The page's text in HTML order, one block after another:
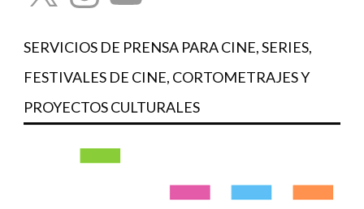
SERVICIOS DE PRENSA PARA CINE, SERIES,
FESTIVALES DE CINE, CORTOMETRAJES Y
PROYECTOS CULTURALES